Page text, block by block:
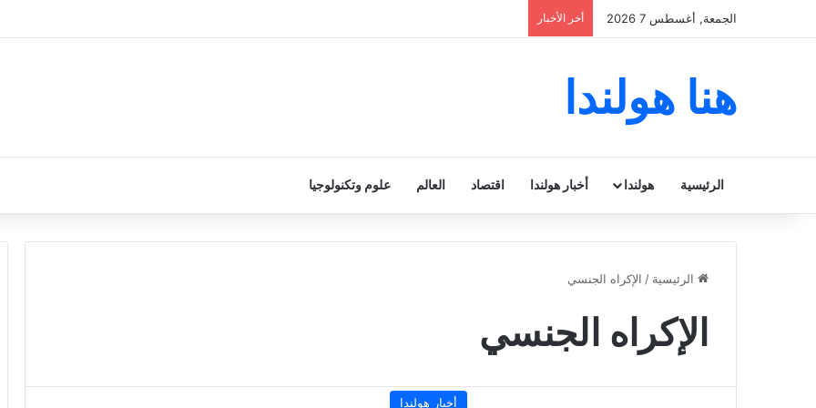
الجمعة, أغسطس 7 2026 أخر الأخبار
هنا هولندا
الرئيسية هولندا أخبار هولندا اقتصاد العالم علوم وتكنولوجيا
الرئيسية / الإكراه الجنسي
الإكراه الجنسي
أخبار هولندا